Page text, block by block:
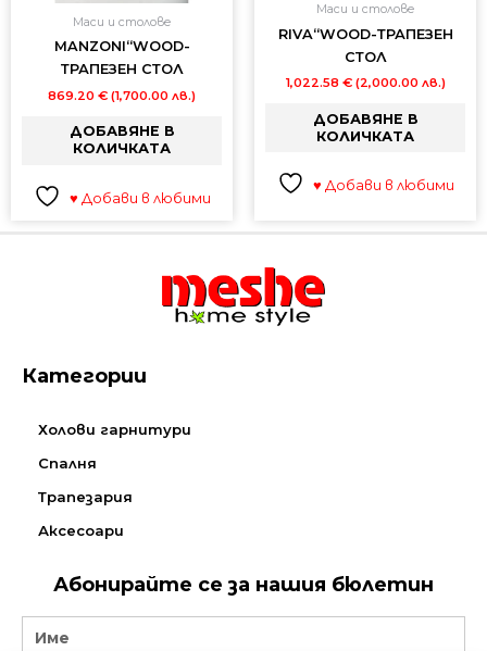
Маси и столове
MANZONI“WOOD-
ТРАПЕЗЕН СТОЛ
869.20 € (1,700.00 лв.)
ДОБАВЯНЕ В
КОЛИЧКАТА
♥ Добави в любими
Маси и столове
RIVA“WOOD-ТРАПЕЗЕН
СТОЛ
1,022.58 € (2,000.00 лв.)
ДОБАВЯНЕ В
КОЛИЧКАТА
♥ Добави в любими
Категории
Холови гарнитури
Спалня
Трапезария
Аксесоари
Абонирайте се за нашия бюлетин